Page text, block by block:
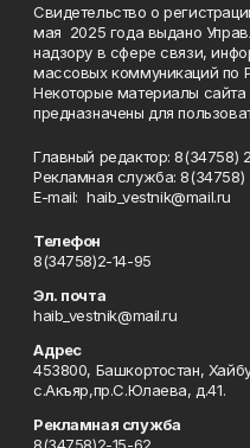
Свидетельство о
мая 2025 года выдано
надзору в сфере связи,
массовых коммуникаций по
Некоторые материалы
предназначены для
Главный редактор: 8(34758)
Рекламная служба: 8(34758)
Е-mаil: haib_vestnik@mail.ru
Телефон
8(34758)2-14-95
Эл. почта
haib_vestnik@mail.ru
Адрес
453800, Башкортостан,
с.Акъяр,пр.С.Юлаева, д.41.
Рекламная служба
8(34758)2-15-62